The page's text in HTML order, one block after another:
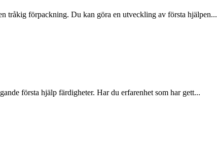
tråkig förpackning. Du kan göra en utveckling av första hjälpen...
första hjälp färdigheter. Har du erfarenhet som har gett...